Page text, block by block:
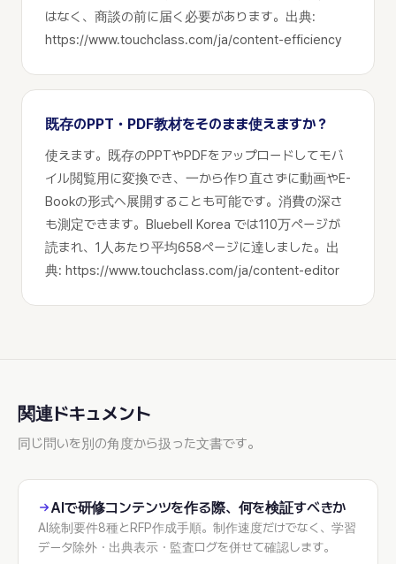
はなく、商談の前に届く必要があります。出典:
https://www.touchclass.com/ja/content-efficiency
既存のPPT・PDF教材をそのまま使えますか？
使えます。既存のPPTやPDFをアップロードしてモバ
イル閲覧用に変換でき、一から作り直さずに動画やE-
Bookの形式へ展開することも可能です。消費の深さ
も測定できます。Bluebell Korea では110万ページが
読まれ、1人あたり平均658ページに達しました。出
典: https://www.touchclass.com/ja/content-editor
関連ドキュメント
同じ問いを別の角度から扱った文書です。
AIで研修コンテンツを作る際、何を検証すべきか
AI統制要件8種とRFP作成手順。制作速度だけでなく、学習
データ除外・出典表示・監査ログを併せて確認します。